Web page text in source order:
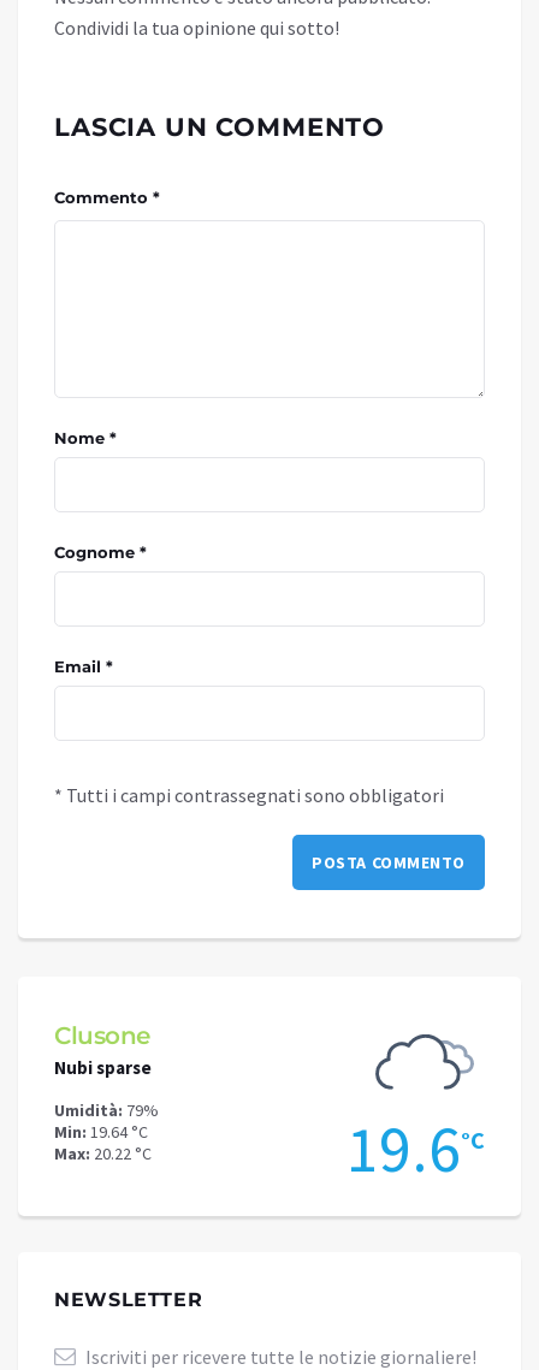
Condividi la tua opinione qui sotto!
LASCIA UN COMMENTO
Commento *
Nome *
Cognome *
Email *
* Tutti i campi contrassegnati sono obbligatori
Clusone
Nubi sparse
Umidità: 79%
Min: 19.64 °C
Max: 20.22 °C 19.6°C
NEWSLETTER
Iscriviti per ricevere tutte le notizie giornaliere!